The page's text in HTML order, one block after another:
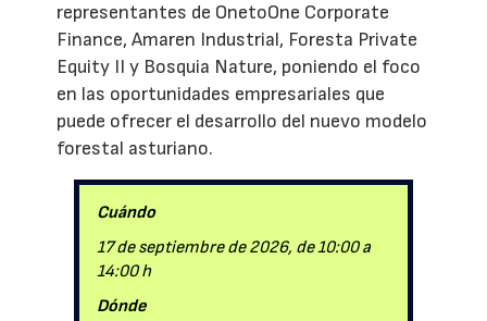
representantes de OnetoOne Corporate
Finance, Amaren Industrial, Foresta Private
Equity II y Bosquia Nature, poniendo el foco
en las oportunidades empresariales que
puede ofrecer el desarrollo del nuevo modelo
forestal asturiano.
Cuándo
17 de septiembre de 2026, de 10:00 a
14:00 h
Dónde